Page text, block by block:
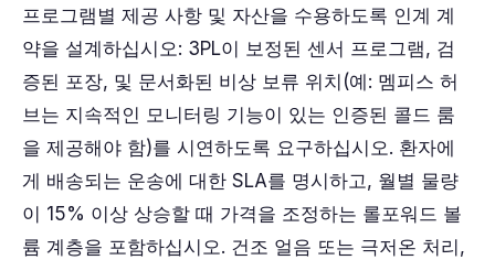
프로그램별 제공 사항 및 자산을 수용하도록 인계 계
약을 설계하십시오: 3PL이 보정된 센서 프로그램, 검
증된 포장, 및 문서화된 비상 보류 위치(예: 멤피스 허
브는 지속적인 모니터링 기능이 있는 인증된 콜드 룸
을 제공해야 함)를 시연하도록 요구하십시오. 환자에
게 배송되는 운송에 대한 SLA를 명시하고, 월별 물량
이 15% 이상 상승할 때 가격을 조정하는 롤포워드 볼
륨 계층을 포함하십시오. 건조 얼음 또는 극저온 처리,